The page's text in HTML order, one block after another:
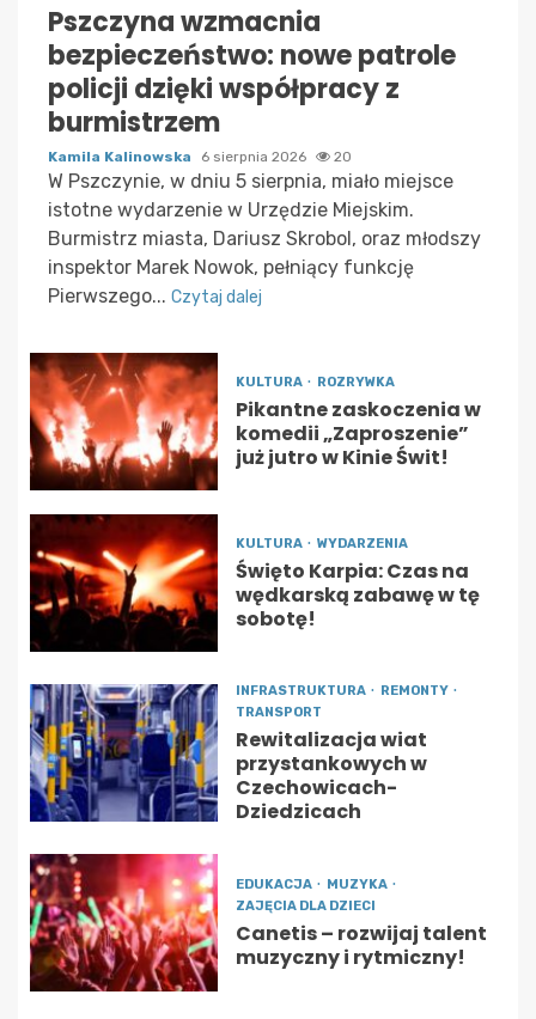
Pszczyna wzmacnia
bezpieczeństwo: nowe patrole
policji dzięki współpracy z
burmistrzem
Kamila Kalinowska 6 sierpnia 2026 20
W Pszczynie, w dniu 5 sierpnia, miało miejsce
istotne wydarzenie w Urzędzie Miejskim.
Burmistrz miasta, Dariusz Skrobol, oraz młodszy
inspektor Marek Nowok, pełniący funkcję
Pierwszego... Czytaj dalej
KULTURA ROZRYWKA
Pikantne zaskoczenia w
komedii „Zaproszenie”
już jutro w Kinie Świt!
KULTURA WYDARZENIA
Święto Karpia: Czas na
wędkarską zabawę w tę
sobotę!
INFRASTRUKTURA
REMONTY
TRANSPORT
Rewitalizacja wiat
przystankowych w
Czechowicach-
Dziedzicach
EDUKACJA
MUZYKA
ZAJĘCIA DLA DZIECI
Canetis – rozwijaj talent
muzyczny i rytmiczny!